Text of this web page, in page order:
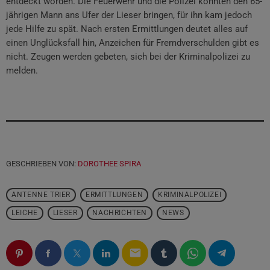
jährigen Mann ans Ufer der Lieser bringen, für ihn kam jedoch
jede Hilfe zu spät. Nach ersten Ermittlungen deutet alles auf
einen Unglücksfall hin, Anzeichen für Fremdverschulden gibt es
nicht. Zeugen werden gebeten, sich bei der Kriminalpolizei zu
melden.
GESCHRIEBEN VON: DOROTHEE SPIRA
ANTENNE TRIER ERMITTLUNGEN KRIMINALPOLIZEI
LEICHE LIESER NACHRICHTEN NEWS
email